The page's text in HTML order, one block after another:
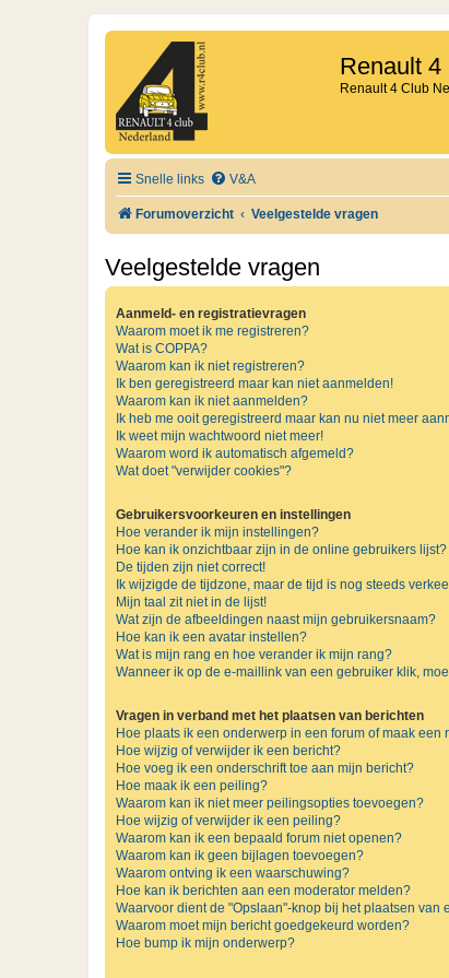
Renault 4
Renault 4 Club
Snelle links V&A
Forumoverzicht Veelgestelde vragen
Veelgestelde vragen
Aanmeld- en registratievragen
Waarom moet ik me registreren?
Wat is COPPA?
Waarom kan ik niet registreren?
Ik ben geregistreerd maar kan niet aanmelden!
Waarom kan ik niet aanmelden?
Ik heb me ooit geregistreerd maar kan nu niet meer
Ik weet mijn wachtwoord niet meer!
Waarom word ik automatisch afgemeld?
Wat doet "verwijder cookies"?
Gebruikersvoorkeuren en instellingen
Hoe verander ik mijn instellingen?
Hoe kan ik onzichtbaar zijn in de online gebruikers lijst?
De tijden zijn niet correct!
Ik wijzigde de tijdzone, maar de tijd is nog steeds
Mijn taal zit niet in de lijst!
Wat zijn de afbeeldingen naast mijn gebruikersnaam?
Hoe kan ik een avatar instellen?
Wat is mijn rang en hoe verander ik mijn rang?
Wanneer ik op de e-maillink van een gebruiker klik,
Vragen in verband met het plaatsen van berichten
Hoe plaats ik een onderwerp in een forum of maak een
Hoe wijzig of verwijder ik een bericht?
Hoe voeg ik een onderschrift toe aan mijn bericht?
Hoe maak ik een peiling?
Waarom kan ik niet meer peilingsopties toevoegen?
Hoe wijzig of verwijder ik een peiling?
Waarom kan ik een bepaald forum niet openen?
Waarom kan ik geen bijlagen toevoegen?
Waarom ontving ik een waarschuwing?
Hoe kan ik berichten aan een moderator melden?
Waarvoor dient de "Opslaan"-knop bij het plaatsen van
Waarom moet mijn bericht goedgekeurd worden?
Hoe bump ik mijn onderwerp?